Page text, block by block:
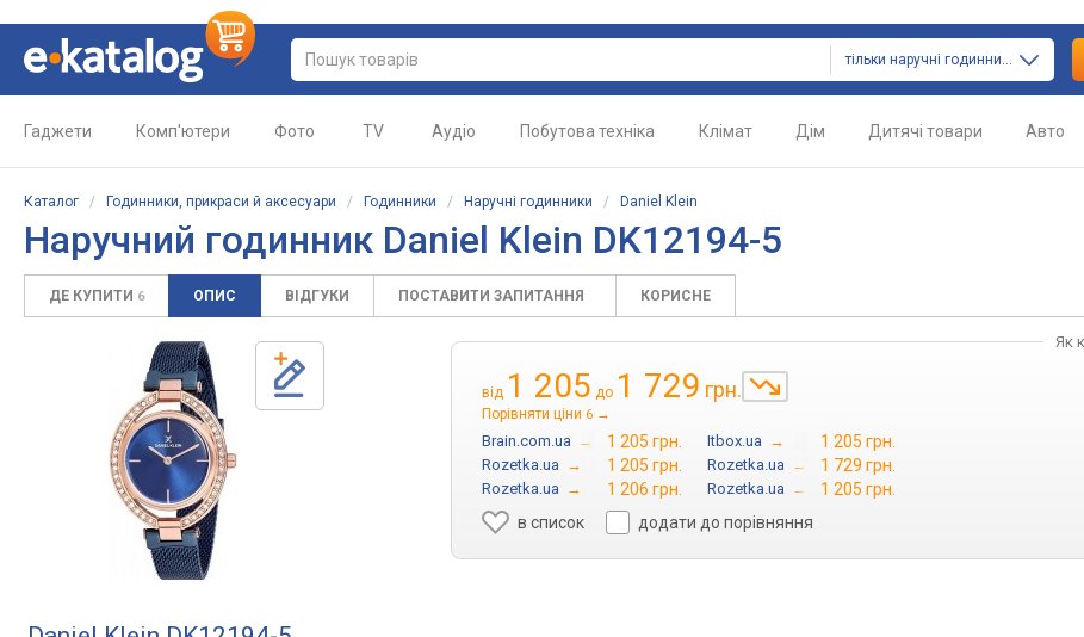
тільки наручні годинники
Гаджети Комп'ютери Фото TV Аудіо Побутова техніка Клімат Дім Дитячі товари Авто
Каталог / Годинники, прикраси й аксесуари / Годинники / Наручні годинники / Daniel Klein
Наручний годинник Daniel Klein DK12194-5
ДЕ КУПИТИ 6 ОПИС ВІДГУКИ ПОСТАВИТИ ЗАПИТАННЯ КОРИСНЕ
Як
від 1 205 до 1 729 грн.
Порівняти ціни 6 →
Brain.com.ua → 1 205 грн. Itbox.ua → 1 205 грн.
Rozetka.ua → 1 205 грн. Rozetka.ua → 1 729 грн.
Rozetka.ua → 1 206 грн. Rozetka.ua →
1 205 грн.
в список
додати до порівняння